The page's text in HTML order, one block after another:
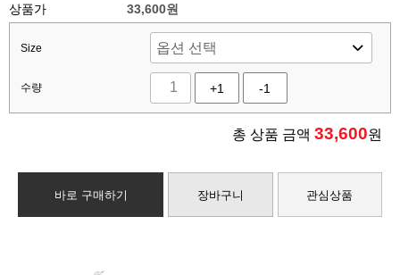
상품가 33,600원
Size
수량 +1 -1
총 상품 금액 33,600원
바로 구매하기 장바구니 관심상품